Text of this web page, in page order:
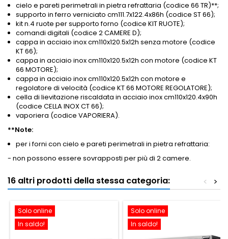
cielo e pareti perimetrali in pietra refrattaria (codice 66 TR)**;
supporto in ferro verniciato cm111.7x122.4x86h (codice ST 66);
kit n.4 ruote per supporto forno (codice KIT RUOTE);
comandi digitali (codice 2 CAMERE D);
cappa in acciaio inox cm110x120.5x12h senza motore (codice
KT 66);
cappa in acciaio inox cm110x120.5x12h con motore (codice KT
66 MOTORE);
cappa in acciaio inox cm110x120.5x12h con motore e
regolatore di velocità (codice KT 66 MOTORE REGOLATORE);
cella di lievitazione riscaldata in acciaio inox cm110x120.4x90h
(codice CELLA INOX CT 66);
vaporiera (codice VAPORIERA).
**Note:
per i forni con cielo e pareti perimetrali in pietra refrattaria:
- non possono essere sovrapposti per più di 2 camere.
16 altri prodotti della stessa categoria: >
<
Solo online
In saldo!
Solo online
In saldo!